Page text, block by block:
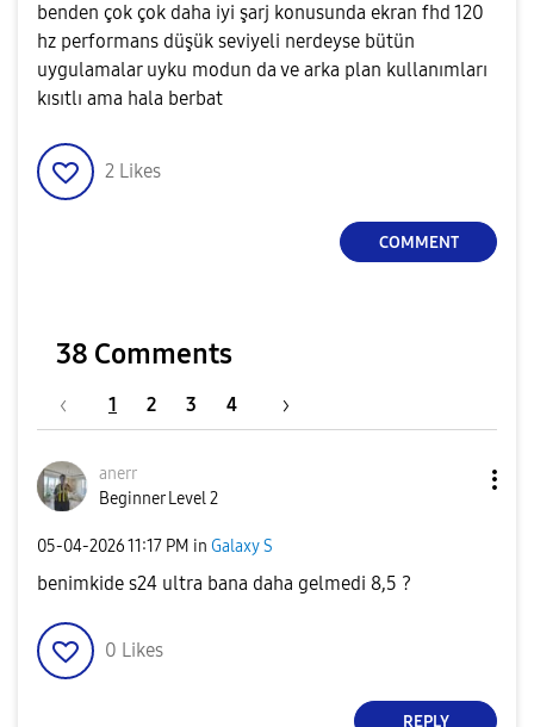
benden çok çok daha iyi şarj konusunda ekran fhd 120
hz performans düşük seviyeli nerdeyse bütün
uygulamalar uyku modun da ve arka plan kullanımları
kısıtlı ama hala berbat
2 Likes
COMMENT
38 Comments
1 2 3 4
anerr
Beginner Level 2
‎05-04-202611:17 PM in Galaxy S
benimkide s24 ultra bana daha gelmedi 8,5 ?
0 Likes
REPLY